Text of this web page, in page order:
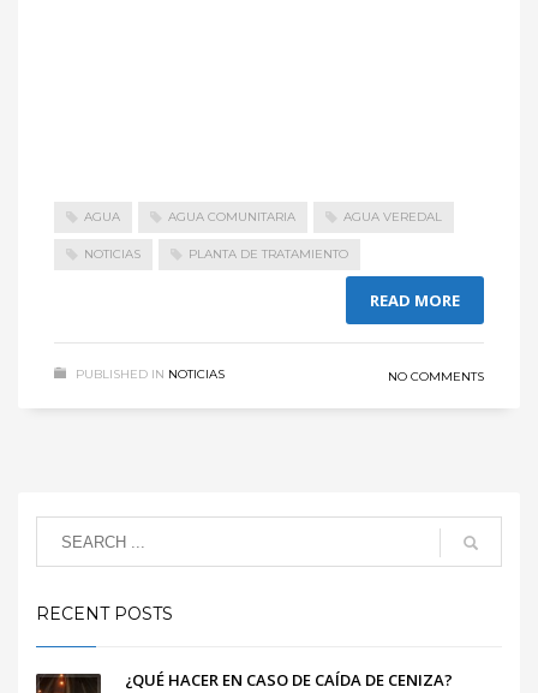
AGUA AGUA COMUNITARIA AGUA VEREDAL
NOTICIAS PLANTA DE TRATAMIENTO
READ MORE
PUBLISHED IN NOTICIAS NO COMMENTS
RECENT POSTS
¿QUÉ HACER EN CASO DE CAÍDA DE CENIZA?